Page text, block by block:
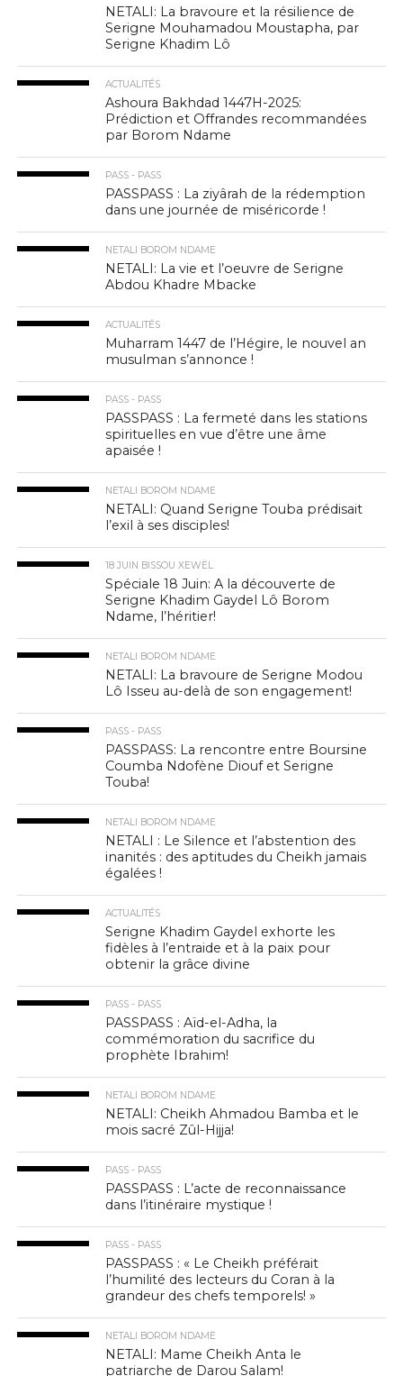
NETALI: La bravoure et la résilience de
Serigne Mouhamadou Moustapha, par
Serigne Khadim Lô
ACTUALITÉS
Ashoura Bakhdad 1447H-2025:
Prédiction et Offrandes recommandées
par Borom Ndame
PASS - PASS
PASSPASS : La ziyârah de la rédemption
dans une journée de miséricorde !
NETALI BOROM NDAME
NETALI: La vie et l’oeuvre de Serigne
Abdou Khadre Mbacke
ACTUALITÉS
Muharram 1447 de l’Hégire, le nouvel an
musulman s’annonce !
PASS - PASS
PASSPASS : La fermeté dans les stations
spirituelles en vue d’être une âme
apaisée !
NETALI BOROM NDAME
NETALI: Quand Serigne Touba prédisait
l’exil à ses disciples!
18 JUIN BISSOU XEWËL
Spéciale 18 Juin: A la découverte de
Serigne Khadim Gaydel Lô Borom
Ndame, l’héritier!
NETALI BOROM NDAME
NETALI: La bravoure de Serigne Modou
Lô Isseu au-delà de son engagement!
PASS - PASS
PASSPASS: La rencontre entre Boursine
Coumba Ndofène Diouf et Serigne
Touba!
NETALI BOROM NDAME
NETALI : Le Silence et l’abstention des
inanités : des aptitudes du Cheikh jamais
égalées !
ACTUALITÉS
Serigne Khadim Gaydel exhorte les
fidèles à l’entraide et à la paix pour
obtenir la grâce divine
PASS - PASS
PASSPASS : Aïd-el-Adha, la
commémoration du sacrifice du
prophète Ibrahim!
NETALI BOROM NDAME
NETALI: Cheikh Ahmadou Bamba et le
mois sacré Zûl-Hijja!
PASS - PASS
PASSPASS : L’acte de reconnaissance
dans l’itinéraire mystique !
PASS - PASS
PASSPASS : « Le Cheikh préférait
l’humilité des lecteurs du Coran à la
grandeur des chefs temporels! »
NETALI BOROM NDAME
NETALI: Mame Cheikh Anta le
patriarche de Darou Salam!